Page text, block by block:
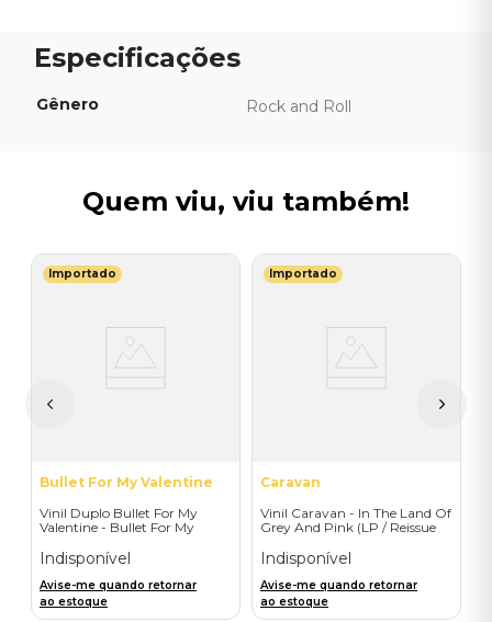
Gênero Rock and Roll
Quem viu, viu também!
Importado
Bullet For My Valentine
Vinil Duplo Bullet For My
Valentine - Bullet For My
Importado
Indisponível
Avise-me quando retornar
ao estoque
Importado
Caravan
Vinil Caravan - In The Land Of
Grey And Pink (LP / Reissue
Indisponível
Avise-me quando retornar
ao estoque